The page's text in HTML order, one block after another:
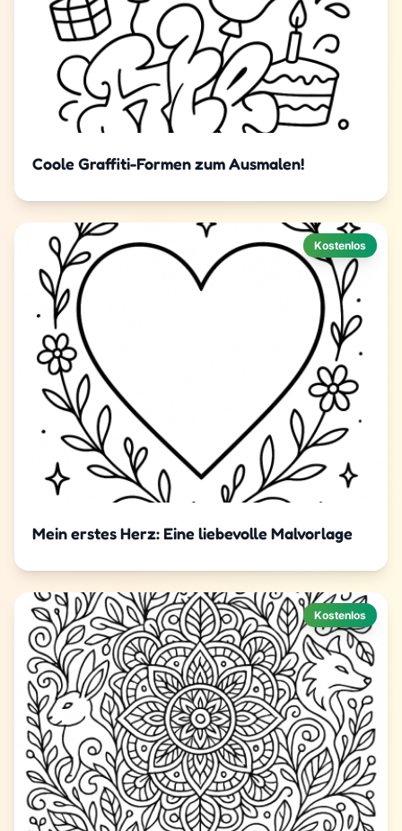
Coole Graffiti-Formen zum Ausmalen!
Kostenlos
Mein erstes Herz: Eine liebevolle Malvorlage
Kostenlos